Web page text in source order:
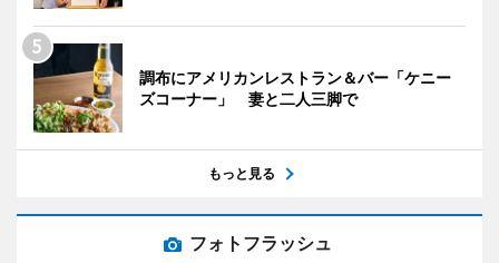
調布にアメリカンレストラン＆バー「ケニー
ズコーナー」 妻と二人三脚で
もっと見る
フォトフラッシュ